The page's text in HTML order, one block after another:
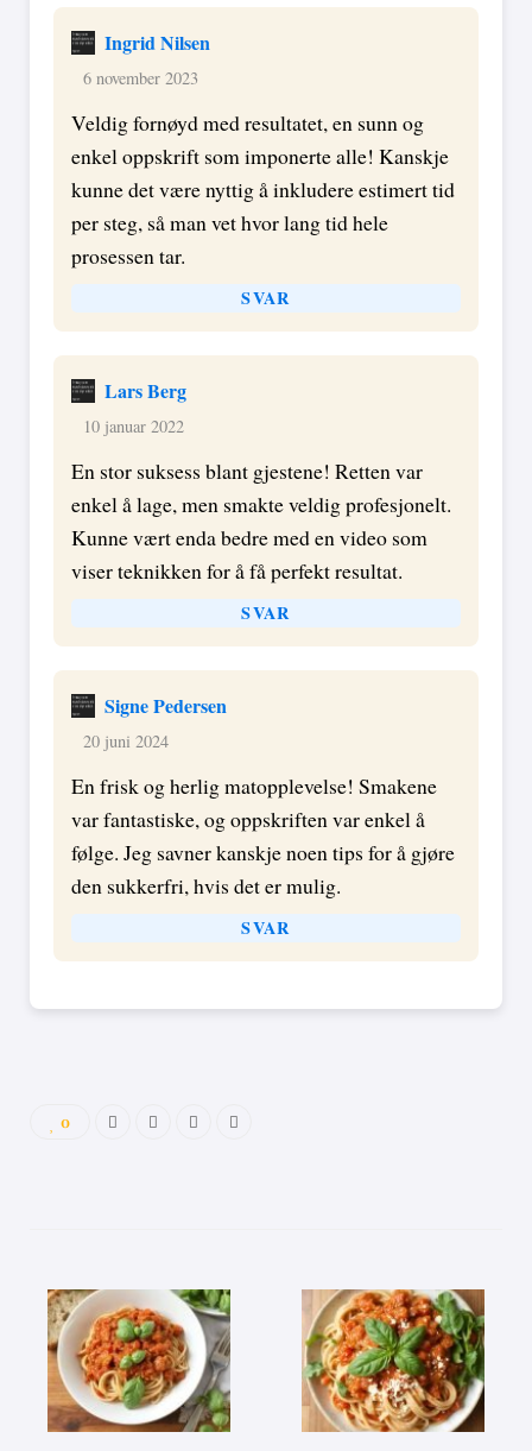
Ingrid Nilsen
6 november 2023
Veldig fornøyd med resultatet, en sunn og
enkel oppskrift som imponerte alle! Kanskje
kunne det være nyttig å inkludere estimert tid
per steg, så man vet hvor lang tid hele
prosessen tar.
SVAR
Lars Berg
10 januar 2022
En stor suksess blant gjestene! Retten var
enkel å lage, men smakte veldig profesjonelt.
Kunne vært enda bedre med en video som
viser teknikken for å få perfekt resultat.
SVAR
Signe Pedersen
20 juni 2024
En frisk og herlig matopplevelse! Smakene
var fantastiske, og oppskriften var enkel å
følge. Jeg savner kanskje noen tips for å gjøre
den sukkerfri, hvis det er mulig.
SVAR
0